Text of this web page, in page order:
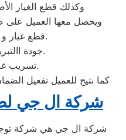
وكذلك قطع الغيار
ويحصل معها العميل
قطع غيار و تكلفة صيانة عالية.
جودة االتبريد تقل في الصيف.
تسريب غاز الفريون أحيانا.
كما نتيح للعميل تفعيل
شركة ال جي
شركة ال جي هي شركة توجد